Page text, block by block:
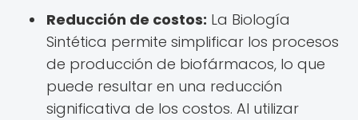
Reducción de costos: La Biología
Sintética permite simplificar los procesos
de producción de biofármacos, lo que
puede resultar en una reducción
significativa de los costos. Al utilizar